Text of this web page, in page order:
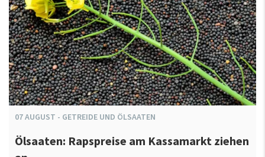
07AUGUST - GETREIDE UND ÖLSAATEN
Ölsaaten: Rapspreise am Kassamarkt ziehen